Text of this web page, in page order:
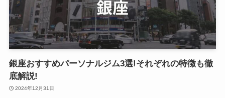
銀座おすすめパーソナルジム3選!それぞれの特徴も徹
底解説!
2024年12月31日